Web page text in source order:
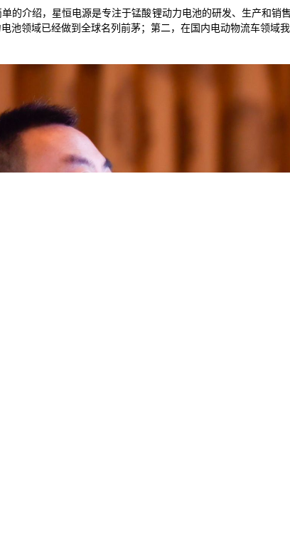
的介绍，星恒电源是专注于锰酸锂动力电池的研发、生产和销
池领域已经做到全球名列前茅；第二，在国内电动物流车领域我